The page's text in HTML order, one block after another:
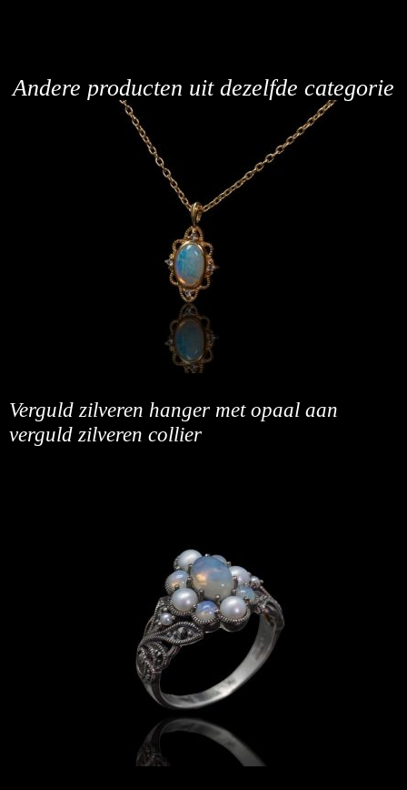
Andere producten uit dezelfde categorie
Verguld zilveren hanger met opaal aan
verguld zilveren collier